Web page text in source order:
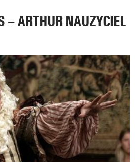
– ARTHUR NAUZYCIEL